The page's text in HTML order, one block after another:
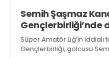
Semih Şaşmaz
Gençlerbirliği’nde
Süper Amatör Lig’in iddialı
Gençlerbirliği, golcüsü